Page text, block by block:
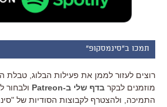
תמכו ב"סינמסקופ"
רוצים לעזור לממן את פעילות הבלוג, טבלת
מוזמנים לבקר בדף שלי ב-Patreon
התמיכה, ולהצטרף לקבוצות הסודיות של